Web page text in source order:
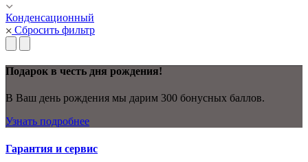
Конденсационный
Сбросить фильтр
Подарок в честь дня рождения!
В Ваш день рождения мы дарим 300 бонусных баллов.
Узнать подробнее
Гарантия и сервис